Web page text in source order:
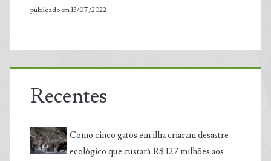
publicado em 13/07/2022
Recentes
Como cinco gatos em ilha criaram desastre
ecológico que custará R$ 127 milhões aos